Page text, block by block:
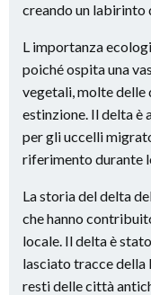
creando un labirinto
L importanza
poiché ospita una
vegetali, molte delle
estinzione. Il delta è
per gli uccelli
riferimento durante
La storia del delta
che hanno
locale. Il delta è
lasciato tracce della
resti delle città